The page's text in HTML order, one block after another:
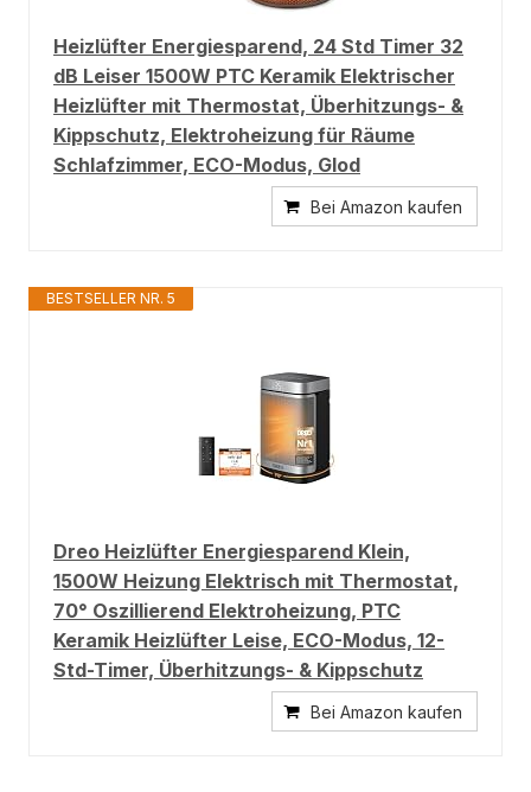
Heizlüfter Energiesparend, 24 Std Timer 32
dB Leiser 1500W PTC Keramik Elektrischer
Heizlüfter mit Thermostat, Überhitzungs- &
Kippschutz, Elektroheizung für Räume
Schlafzimmer, ECO-Modus, Glod
Bei Amazon kaufen
BESTSELLER NR. 5
Dreo Heizlüfter Energiesparend Klein,
1500W Heizung Elektrisch mit Thermostat,
70° Oszillierend Elektroheizung, PTC
Keramik Heizlüfter Leise, ECO-Modus, 12-
Std-Timer, Überhitzungs- & Kippschutz
Bei Amazon kaufen